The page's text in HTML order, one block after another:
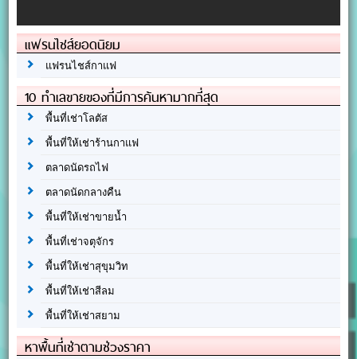
แฟรนไชส์ยอดนิยม
แฟรนไชส์กาแฟ
10 ทำเลขายของที่มีการค้นหามากที่สุด
พื้นที่เช่าโลตัส
พื้นที่ให้เช่าร้านกาแฟ
ตลาดนัดรถไฟ
ตลาดนัดกลางคืน
พื้นที่ให้เช่าขายน้ำ
พื้นที่เช่าจตุจักร
พื้นที่ให้เช่าสุขุมวิท
พื้นที่ให้เช่าสีลม
พื้นที่ให้เช่าสยาม
หาพื้นที่เช่าตามช่วงราคา